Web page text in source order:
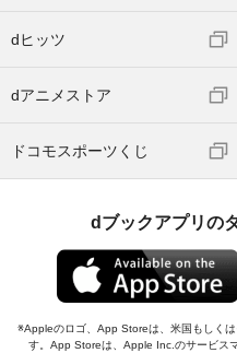
dヒッツ
dアニメストア
ドコモスポーツくじ
dブックアプリの
Appleのロゴ、App Storeは、米国もしく
す。App Storeは、Apple Inc.のサービス